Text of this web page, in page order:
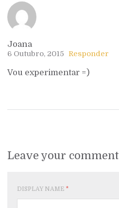
Joana
6 Outubro, 2015 Responder
Vou experimentar =)
Leave your comment
DISPLAY NAME *